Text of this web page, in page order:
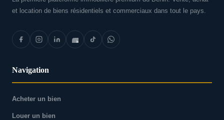
et location de biens résidentiels et commerciaux dans tout le pays.
Navigation
Acheter un bien
Louer un bien